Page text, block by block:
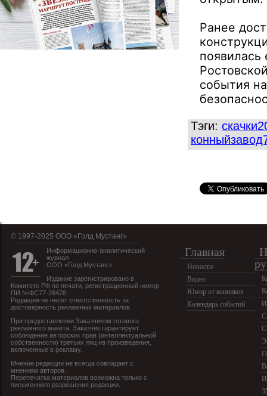
Ранее
появилась
события
Тэги:
© 1997-2025 OOO «Голд Мустанг»
Информационно-аналитический
журнал
ООО «Голд Мустанг»
Издание зарегистрировано в
Комитете РФ по печати, регистрационный номер
ПИ №ФС77-26476.
Редакция не несет ответственность за
достоверность рекламных материалов.
При предоставлении Заказчиком готового
рекламного макета, Заказчик гарантирует
соблюдение авторских прав (интеллектуальной
собственности) третьих лиц на произведения,
включенные в рекламу.
Мнение редакции не всегда совпадает с
мнением авторов.
Перепечатка материалов возможна только с
письменного разрешения редакции.
Главная
Новости
Видео
Юмор от конников
Календарь событий